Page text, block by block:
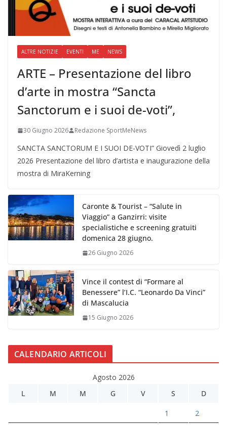
ALTRE NOTIZIE EVENTI ME NEWS
ARTE – Presentazione del libro
d’arte in mostra “Sancta
Sanctorum e i suoi de-voti”,
30 Giugno 2026 Redazione SportMeNews
SANCTA SANCTORUM E I SUOI DE-VOTI” Giovedì 2 luglio
2026 Presentazione del libro d’artista e inaugurazione della
mostra di MiraKerning
Caronte & Tourist – “Salute in
Viaggio” a Ganzirri: visite
specialistiche e screening gratuiti
domenica 28 giugno.
26 Giugno 2026
Vince il contest di “Formare al
Benessere” l’I.C. “Leonardo Da Vinci”
di Mascalucia
15 Giugno 2026
CALENDARIO ARTICOLI
Agosto 2026
L
M M G V S D
1 2